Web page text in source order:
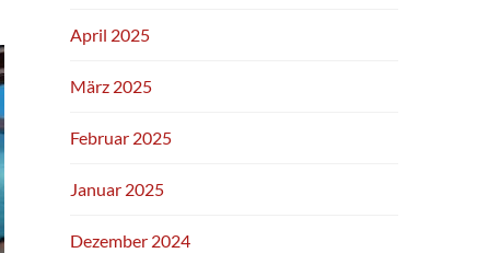
April 2025
März 2025
Februar 2025
Januar 2025
Dezember 2024